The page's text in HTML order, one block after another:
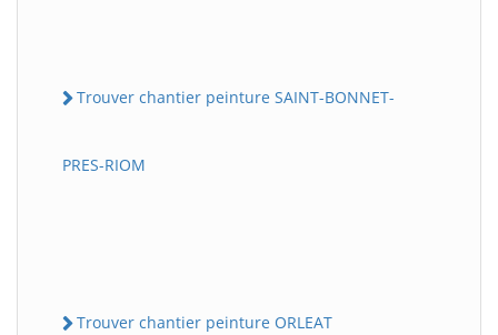
Trouver chantier peinture SAINT-BONNET-
PRES-RIOM
Trouver chantier peinture ORLEAT